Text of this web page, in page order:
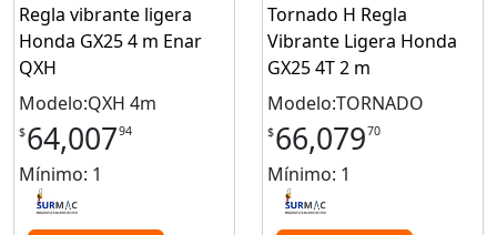
Regla vibrante ligera
Honda GX25 4 m Enar
QXH
Modelo:QXH 4m
$64,00794
Mínimo: 1
Tornado H Regla
Vibrante Ligera Honda
GX25 4T 2 m
Modelo:TORNADO
$66,07970
Mínimo: 1